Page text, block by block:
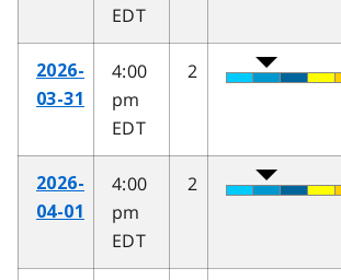
EDT
2026-
03-31
4:00
pm
EDT
2
2026-
04-01
4:00
pm
EDT
2